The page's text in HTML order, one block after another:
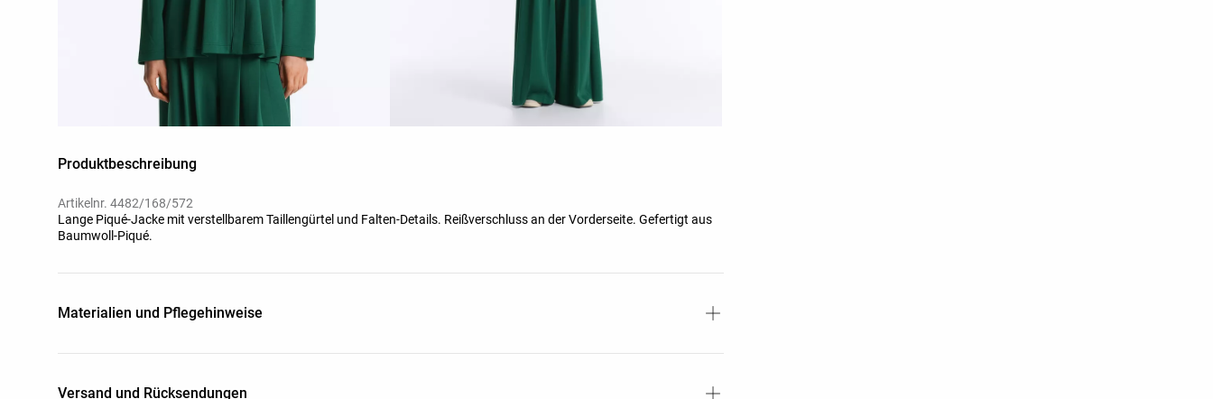
Produktbeschreibung
Artikelnr. 4482/168/572
Lange Piqué-Jacke mit verstellbarem Taillengürtel und Falten-Details. Reißverschluss an der Vorderseite. Gefertigt aus
Baumwoll-Piqué.
Materialien und Pflegehinweise
Versand und Rücksendungen